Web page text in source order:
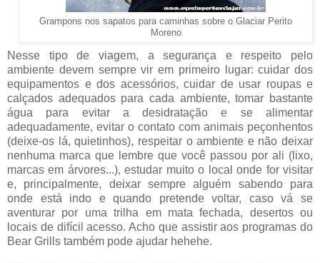
Grampons nos sapatos para caminhas sobre o Glaciar Perito
Moreno
Nesse tipo de viagem, a segurança e respeito pelo
ambiente devem sempre vir em primeiro lugar: cuidar dos
equipamentos e dos acessórios, cuidar de usar roupas e
calçados adequados para cada ambiente, tomar bastante
água para evitar a desidratação e se alimentar
adequadamente, evitar o contato com animais peçonhentos
(deixe-os lá, quietinhos), respeitar o ambiente e não deixar
nenhuma marca que lembre que você passou por ali (lixo,
marcas em árvores...), estudar muito o local onde for visitar
e, principalmente, deixar sempre alguém sabendo para
onde está indo e quando pretende voltar, caso vá se
aventurar por uma trilha em mata fechada, desertos ou
locais de difícil acesso. Acho que assistir aos programas do
Bear Grills também pode ajudar hehehe.